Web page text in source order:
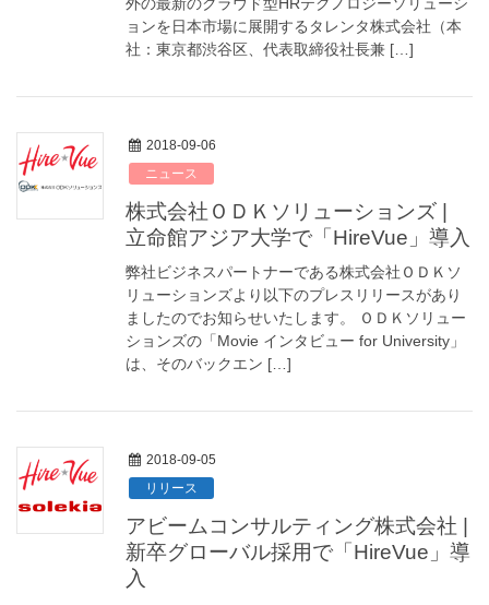
外の最新のクラウド型HRテクノロジーソリューシ
ョンを日本市場に展開するタレンタ株式会社（本
社：東京都渋谷区、代表取締役社長兼 […]
2018-09-06
ニュース
株式会社ＯＤＫソリューションズ |
立命館アジア大学で「HireVue」導入
弊社ビジネスパートナーである株式会社ＯＤＫソ
リューションズより以下のプレスリリースがあり
ましたのでお知らせいたします。 ＯＤＫソリュー
ションズの「Movie インタビュー for University」
は、そのバックエン […]
2018-09-05
リリース
アビームコンサルティング株式会社 |
新卒グローバル採用で「HireVue」導
入